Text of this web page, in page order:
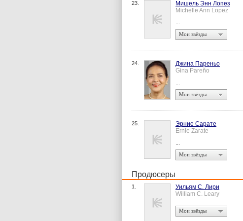
23.
Мишель Энн Лопез
Michelle Ann Lopez
...
Мои звёзды
24.
Джина Пареньо
Gina Pareño
...
Мои звёзды
25.
Эрние Сарате
Ernie Zarate
...
Мои звёзды
Продюсеры
1.
Уильям С. Лири
William C. Leary
Мои звёзды